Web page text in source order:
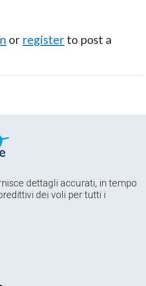
or register to post a
dettagli accurati, in tempo
dei voli per tutti i